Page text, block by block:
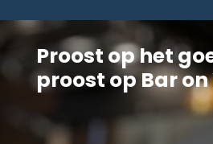
Proost op het
proost op Bar